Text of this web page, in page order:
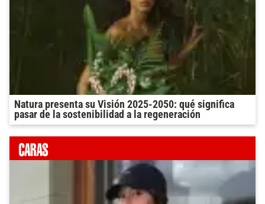
Natura presenta su Visión 2025-2050: qué significa
pasar de la sostenibilidad a la regeneración